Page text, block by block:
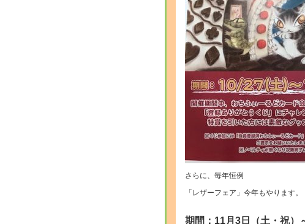
さらに、毎年恒例
「レザーフェア」今年もやります。
期間：11月3日（土・祝）